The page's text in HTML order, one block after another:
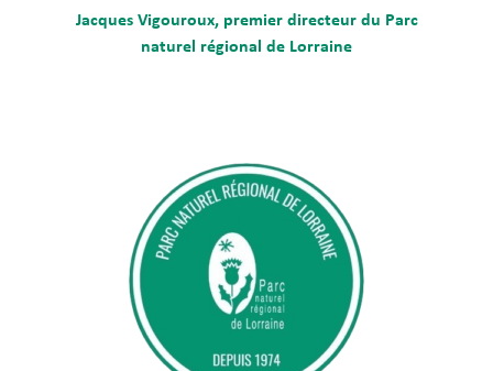
Jacques Vigouroux, premier directeur du Parc
naturel régional de Lorraine